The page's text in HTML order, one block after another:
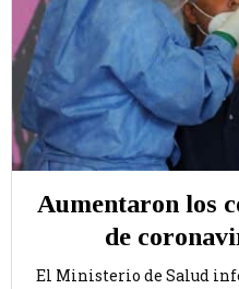
Aumentaron los
de
El Ministerio de Salud